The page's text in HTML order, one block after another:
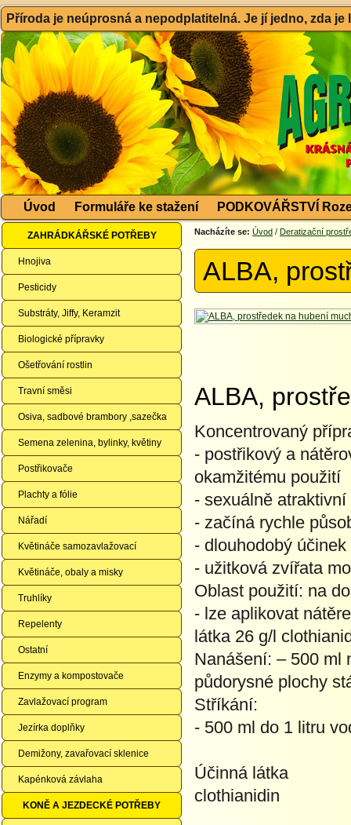
Příroda je neúprosná a nepodplatitelná. Je jí jedno, zda
Úvod Formuláře ke stažení PODKOVÁŘSTVÍ
ZAHRÁDKÁŘSKÉ POTŘEBY
Hnojiva
Pesticidy
Substráty, Jiffy, Keramzit
Biologické přípravky
Ošetřování rostlin
Travní směsi
Osiva, sadbové brambory ,sazečka
Semena zelenina, bylinky, květiny
Postřikovače
Plachty a fólie
Nářadí
Květináče samozavlažovací
Květináče, obaly a misky
Truhlíky
Repelenty
Ostatní
Enzymy a kompostovače
Zavlažovací program
Jezírka doplňky
Demižony, zavařovací sklenice
Kapénková závlaha
KONĚ A JEZDECKÉ POTŘEBY
Nacházíte se: Úvod / Deratizační
ALBA,
ALBA,
Koncentrovaný
- postřikový a
okamžitému použití
- sexuálně
- začíná rychle
- dlouhodobý
- užitková zvířata
Oblast použití: na
- lze aplikovat
látka 26 g/l
Nanášení: – 500 ml
půdorysné plochy
Stříkání:
- 500 ml do 1 litru
Účinná látka
clothianidin